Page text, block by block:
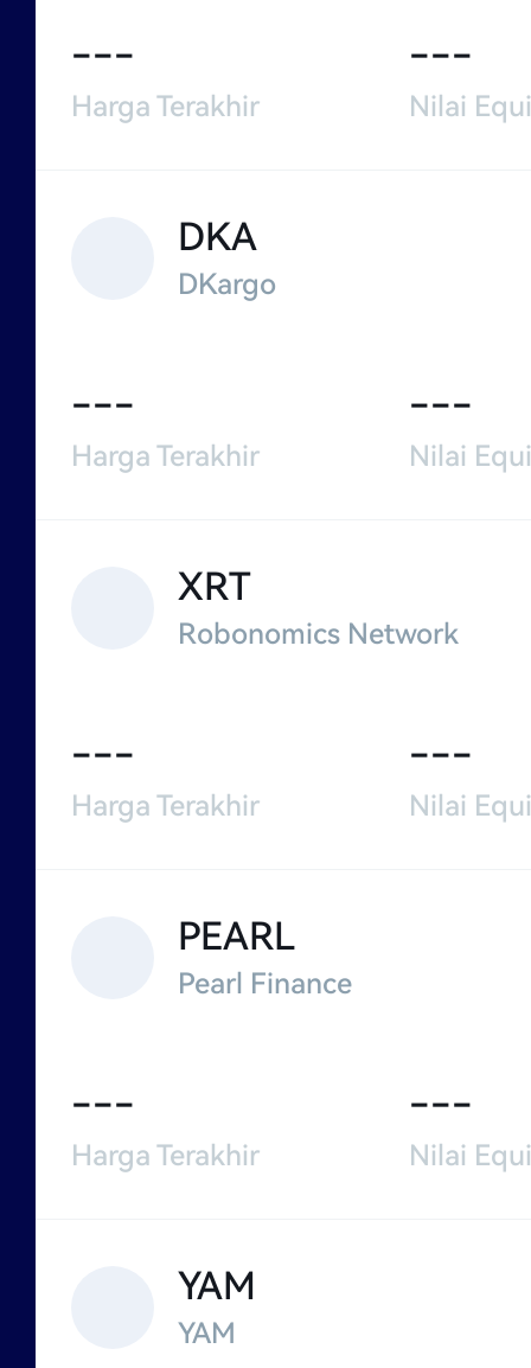
---
Harga Terakhir
---
Nilai
DKA
DKargo
---
Harga Terakhir
---
Nilai
XRT
Robonomics Network
---
Harga Terakhir
---
Nilai
PEARL
Pearl Finance
---
Harga Terakhir
---
Nilai
YAM
YAM